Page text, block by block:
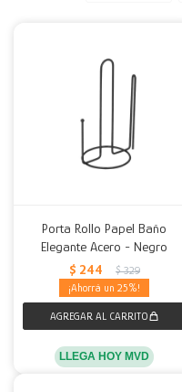
Porta Rollo Papel Baño
Elegante Acero - Negro
$ 244 $ 329
25
LLEGA HOY MVD
Accesorios para el hogar
Herramientas
Muebles Infantiles